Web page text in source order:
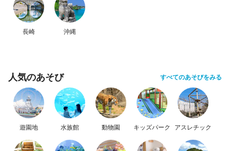
長崎 沖縄
人気のあそび すべてのあそびをみる
遊園地 水族館 動物園 キッズパーク アスレチック